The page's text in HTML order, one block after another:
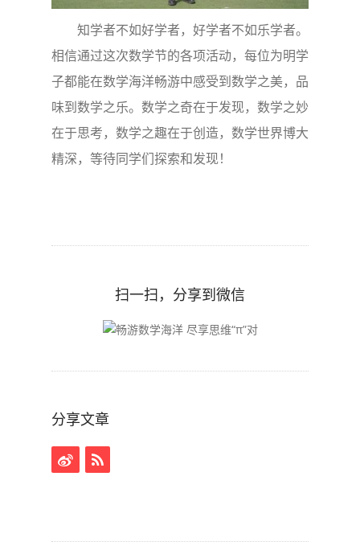
知学者不如好学者，好学者不如乐学者。
相信通过这次数学节的各项活动，每位为明学
子都能在数学海洋畅游中感受到数学之美，品
味到数学之乐。数学之奇在于发现，数学之妙
在于思考，数学之趣在于创造，数学世界博大
精深，等待同学们探索和发现！
扫一扫，分享到微信
分享文章